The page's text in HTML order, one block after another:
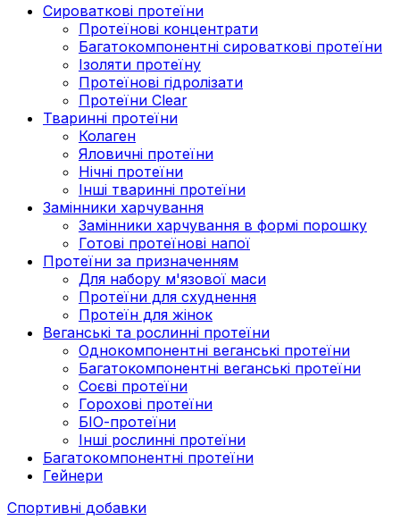
Сироваткові протеїни
Протеїнові концентрати
Багатокомпонентні сироваткові протеїни
Ізоляти протеїну
Протеїнові гідролізати
Протеїни Clear
Тваринні протеїни
Колаген
Яловичні протеїни
Нічні протеїни
Інші тваринні протеїни
Замінники харчування
Замінники харчування в формі порошку
Готові протеїнові напої
Протеїни за призначенням
Для набору м'язової маси
Протеїни для схуднення
Протеїн для жінок
Веганські та рослинні протеїни
Однокомпонентні веганські протеїни
Багатокомпонентні веганські протеїни
Cоєві протеїни
Горохові протеїни
БІО-протеїни
Інші рослинні протеїни
Багатокомпонентні протеїни
Гейнери
Спортивні добавки